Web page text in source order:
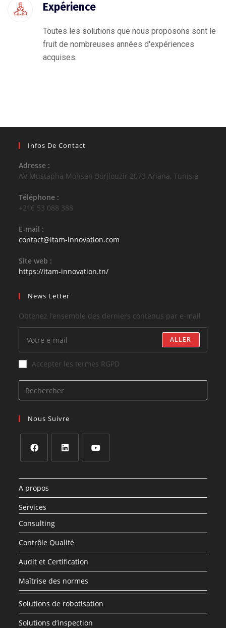
Expérience
Toutes les solutions que nous proposons sont le
fruit de nombreuses années d'expériences
acquises.
Infos De Contact
Adresse :
AV Mustapha Mohsen Borjlouzir 2073 Ariana, Tunisie
Téléphone :
+216 53 088 388
E-mail :
contact@itam-innovation.com
Site web :
https://itam-innovation.tn/
News Letter
Obtenez l’ensemble des derniers contenus par e-mail
ALLER
Accepter les termes RGPD
Nous Suivre
A propos
Services
Consulting
Contrôle Qualité
Audit et Certification
Maîtrise des normes
Solutions de robotisation
Solutions d’inspection